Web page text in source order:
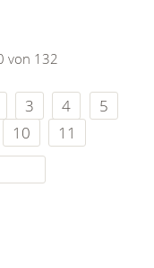
von 132
3 4
5
10
11